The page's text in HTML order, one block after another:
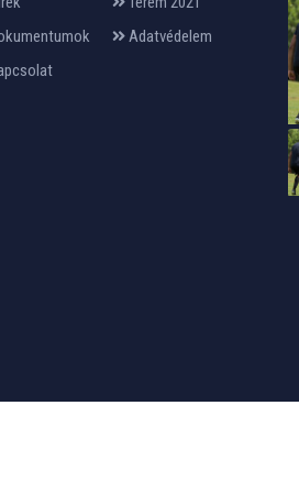
Adatvédelem